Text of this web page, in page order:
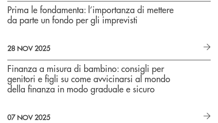
Prima le fondamenta: l’importanza di mettere
da parte un fondo per gli imprevisti
28 NOV 2025
Finanza a misura di bambino: consigli per
genitori e figli su come avvicinarsi al mondo
della finanza in modo graduale e sicuro
07 NOV 2025